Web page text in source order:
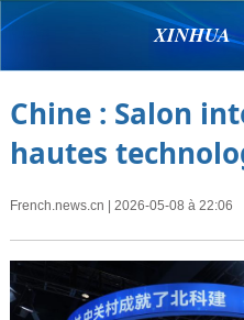
Chine : Salon
hautes
French.news.cn | 2026-05-08 à 22:06